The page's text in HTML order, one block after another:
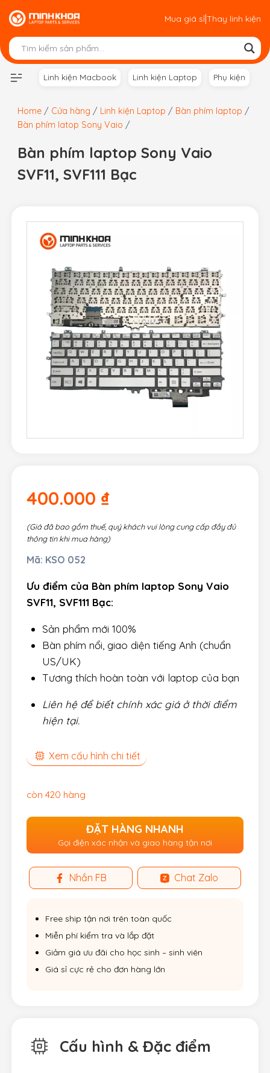
Skip
to
content
Mua giá sỉ|Thay linh kiện
Linh kiện Macbook Linh kiện Laptop Phụ kiện
Home / Cửa hàng / Linh kiện Laptop / Bàn phím laptop /
Bàn phím latop Sony Vaio /
Bàn phím laptop Sony Vaio
SVF11, SVF111 Bạc
400.000 ₫
(Giá đã bao gồm thuế, quý khách vui lòng cung cấp đầy đủ
thông tin khi mua hàng)
Mã: KSO 052
Ưu điểm của Bàn phím laptop Sony Vaio
SVF11, SVF111 Bạc:
Sản phẩm mới 100%
Bàn phím nổi, giao diện tiếng Anh (chuẩn
US/UK)
Tương thích hoàn toàn với laptop của bạn
Liên hệ để biết chính xác giá ở thời điểm
hiện tại.
Xem cấu hình chi tiết
còn 420 hàng
ĐẶT HÀNG NHANH
Gọi điện xác nhận và giao hàng tận nơi
Nhắn FB Chat Zalo
Free ship tận nơi trên toàn quốc
Miễn phí kiểm tra và lắp đặt
Giảm giá ưu đãi cho học sinh – sinh viên
Giá sỉ cực rẻ cho đơn hàng lớn
Cấu hình & Đặc điểm